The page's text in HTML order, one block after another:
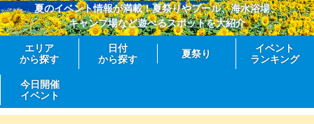
夏のイベント情報が満載！夏祭りやプール、海水浴場、
キャンプ場など遊べるスポットを大紹介
エリア
から探す
日付
から探す
夏祭り
イベント
ランキング
今日開催
イベント